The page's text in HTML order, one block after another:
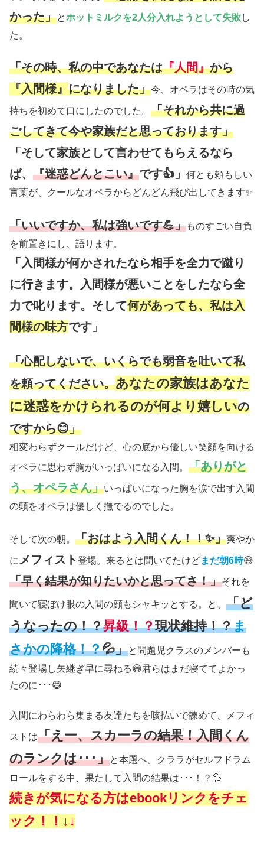
かった」とホットミルクを2人分入れようとして失敗し
た。
「その時、私の中であなたは『人間』から
『入間様』 になりました」今、オペラはその時の気
持ちを初めて口にしたのでした。 「それから共に過
ごしてきて今や家族だと思っております」
「そして家族として言わせてもらえるなら
ば、 『迷惑どんとこい』です👍」
何とも頼もしい
言葉が、クールなオペラからどんどん飛び出してきます✨
「いいですか、私は強いです💪」ものすごい自負
を前置きにし、語ります。
「入間様が何かされたなら相手を全力で蹴り
に行きます。入間様が悪いことをしたなら全
力で叱ります。そして何があっても、私は入
間様の味方です」
「心配しないで、いくらでも弱音を吐いて私
を頼ってください。あなたの家族はあなた
に迷惑をかけられるのが何より嬉しいの
ですから😊」
相変わらずクールだけど、心の底から優しい笑顔を向ける
オペラに思わず胸がいっぱいになる入間。 「ありがと
う、オペラさん」いっぱいになった胸を涙で出す入間
の頭をオペラは優しく撫でるのでした。
そして次の朝。 「おはよう入間くん！！✨」爽やか
に メフィスト 登場。来るとは聞いてたけどまだ朝6時😅
「早く結果が知りたいかと思ってさ！」それを
聞いて寝ぼけ眼の入間の顔もシャキッとする。と、 「ど
うなったの！？昇級！？現状維持！？ま
さかの降格！？💦」と問題児クラスのメンバーも
続々登場し矢継ぎ早に尋ねる😅君らはまだ寝ててよかっ
たのに･･･😅
入間にわらわら集まる友達たちを咳払いで諫めて、メフィ
ストは「えー、スカーラの結果！入間くん
のランクは･･･」と本題へ。クララがセルフドラム
ロールをする中、果たして入間の結果は･･･！？💦
続きが気になる方はebookリンクをチェ
ック！！↓↓